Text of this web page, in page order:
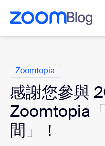
至主要內容
至協助聊天
Zoomtopia
感謝您參與
Zoomtopia
間」！